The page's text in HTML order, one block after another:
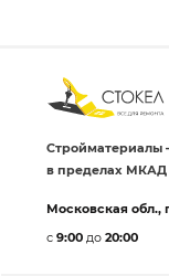
Стройматериалы
в пределах МКАД
Московская обл.,
с 9:00 до 20:00